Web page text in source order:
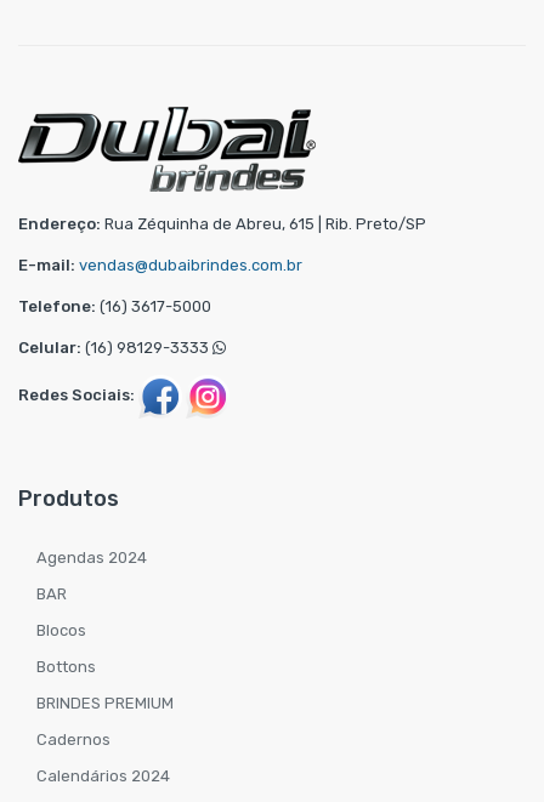
Endereço: Rua Zéquinha de Abreu, 615 | Rib. Preto/SP
E-mail: vendas@dubaibrindes.com.br
Telefone: (16) 3617-5000
Celular: (16) 98129-3333
Redes Sociais:
Produtos
Agendas 2024
BAR
Blocos
Bottons
BRINDES PREMIUM
Cadernos
Calendários 2024